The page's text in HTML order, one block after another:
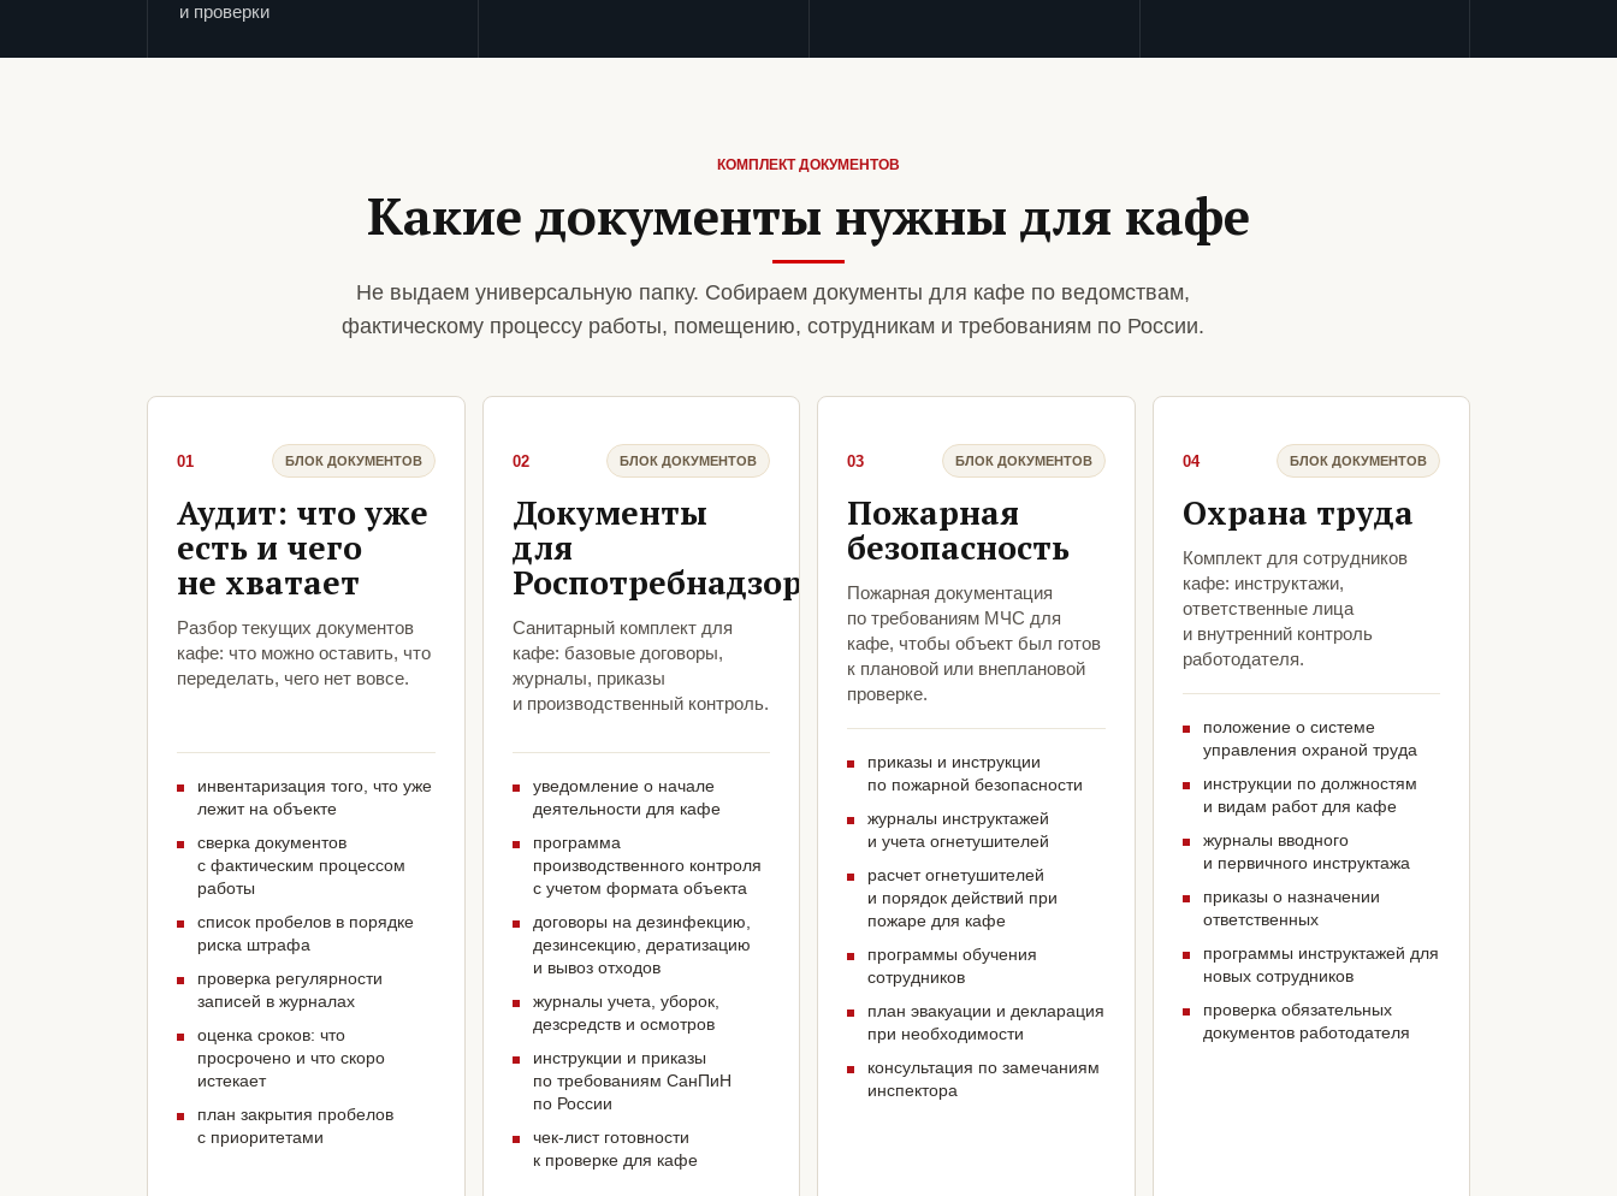
и проверки
КОМПЛЕКТ ДОКУМЕНТОВ
Какие документы нужны для кафе
Не выдаем универсальную папку. Собираем документы для кафе по ведомствам,
фактическому процессу работы, помещению, сотрудникам и требованиям по России.
01 БЛОК ДОКУМЕНТОВ
Аудит: что уже
есть и чего
не хватает
Разбор текущих документов
кафе: что можно оставить, что
переделать, чего нет вовсе.
инвентаризация того, что уже
лежит на объекте
сверка документов
с фактическим процессом
работы
список пробелов в порядке
риска штрафа
проверка регулярности
записей в журналах
оценка сроков: что
просрочено и что скоро
истекает
план закрытия пробелов
с приоритетами
02 БЛОК ДОКУМЕНТОВ
Документы
для
Роспотребнадзора
Санитарный комплект для
кафе: базовые договоры,
журналы, приказы
и производственный контроль.
уведомление о начале
деятельности для кафе
программа
производственного контроля
с учетом формата объекта
договоры на дезинфекцию,
дезинсекцию, дератизацию
и вывоз отходов
журналы учета, уборок,
дезсредств и осмотров
инструкции и приказы
по требованиям СанПиН
по России
чек-лист готовности
к проверке для кафе
03 БЛОК ДОКУМЕНТОВ
Пожарная
безопасность
Пожарная документация
по требованиям МЧС для
кафе, чтобы объект был готов
к плановой или внеплановой
проверке.
приказы и инструкции
по пожарной безопасности
журналы инструктажей
и учета огнетушителей
расчет огнетушителей
и порядок действий при
пожаре для кафе
программы обучения
сотрудников
план эвакуации и декларация
при необходимости
консультация по замечаниям
инспектора
04 БЛОК ДОКУМЕНТОВ
Охрана труда
Комплект для сотрудников
кафе: инструктажи,
ответственные лица
и внутренний контроль
работодателя.
положение о системе
управления охраной труда
инструкции по должностям
и видам работ для кафе
журналы вводного
и первичного инструктажа
приказы о назначении
ответственных
программы инструктажей для
новых сотрудников
проверка обязательных
документов работодателя